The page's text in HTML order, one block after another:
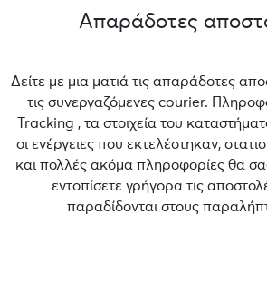
Απαράδοτες
Δείτε με μια ματιά τις απαράδοτες
τις συνεργαζόμενες courier.
Tracking , τα στοιχεία του
οι ενέργειες που εκτελέστηκαν,
και πολλές ακόμα πληροφορίες θα
εντοπίσετε γρήγορα τις
παραδίδονται στους